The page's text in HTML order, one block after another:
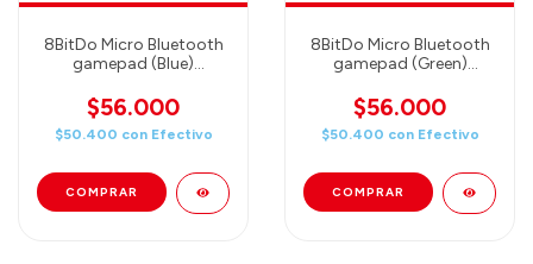
8BitDo Micro Bluetooth
gamepad (Blue)
$56.000
$50.400 con Efectivo
8BitDo Micro Bluetooth
gamepad (Green)
$56.000
$50.400 con Efectivo